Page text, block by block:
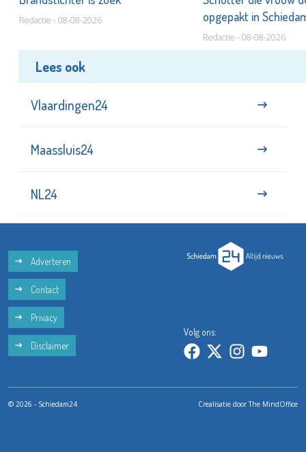
Redactie - 08-08-2026
opgepakt in
Redactie - 08-08-2026
Lees ook
Vlaardingen24
Maassluis24
NL24
Adverteren
Contact
Privacy
Disclaimer
Volg ons:
© 2026 - Schiedam24 Crealisatie doorThe MindOffice